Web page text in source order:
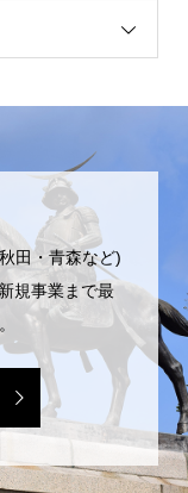
田・青森など)
規事業まで最